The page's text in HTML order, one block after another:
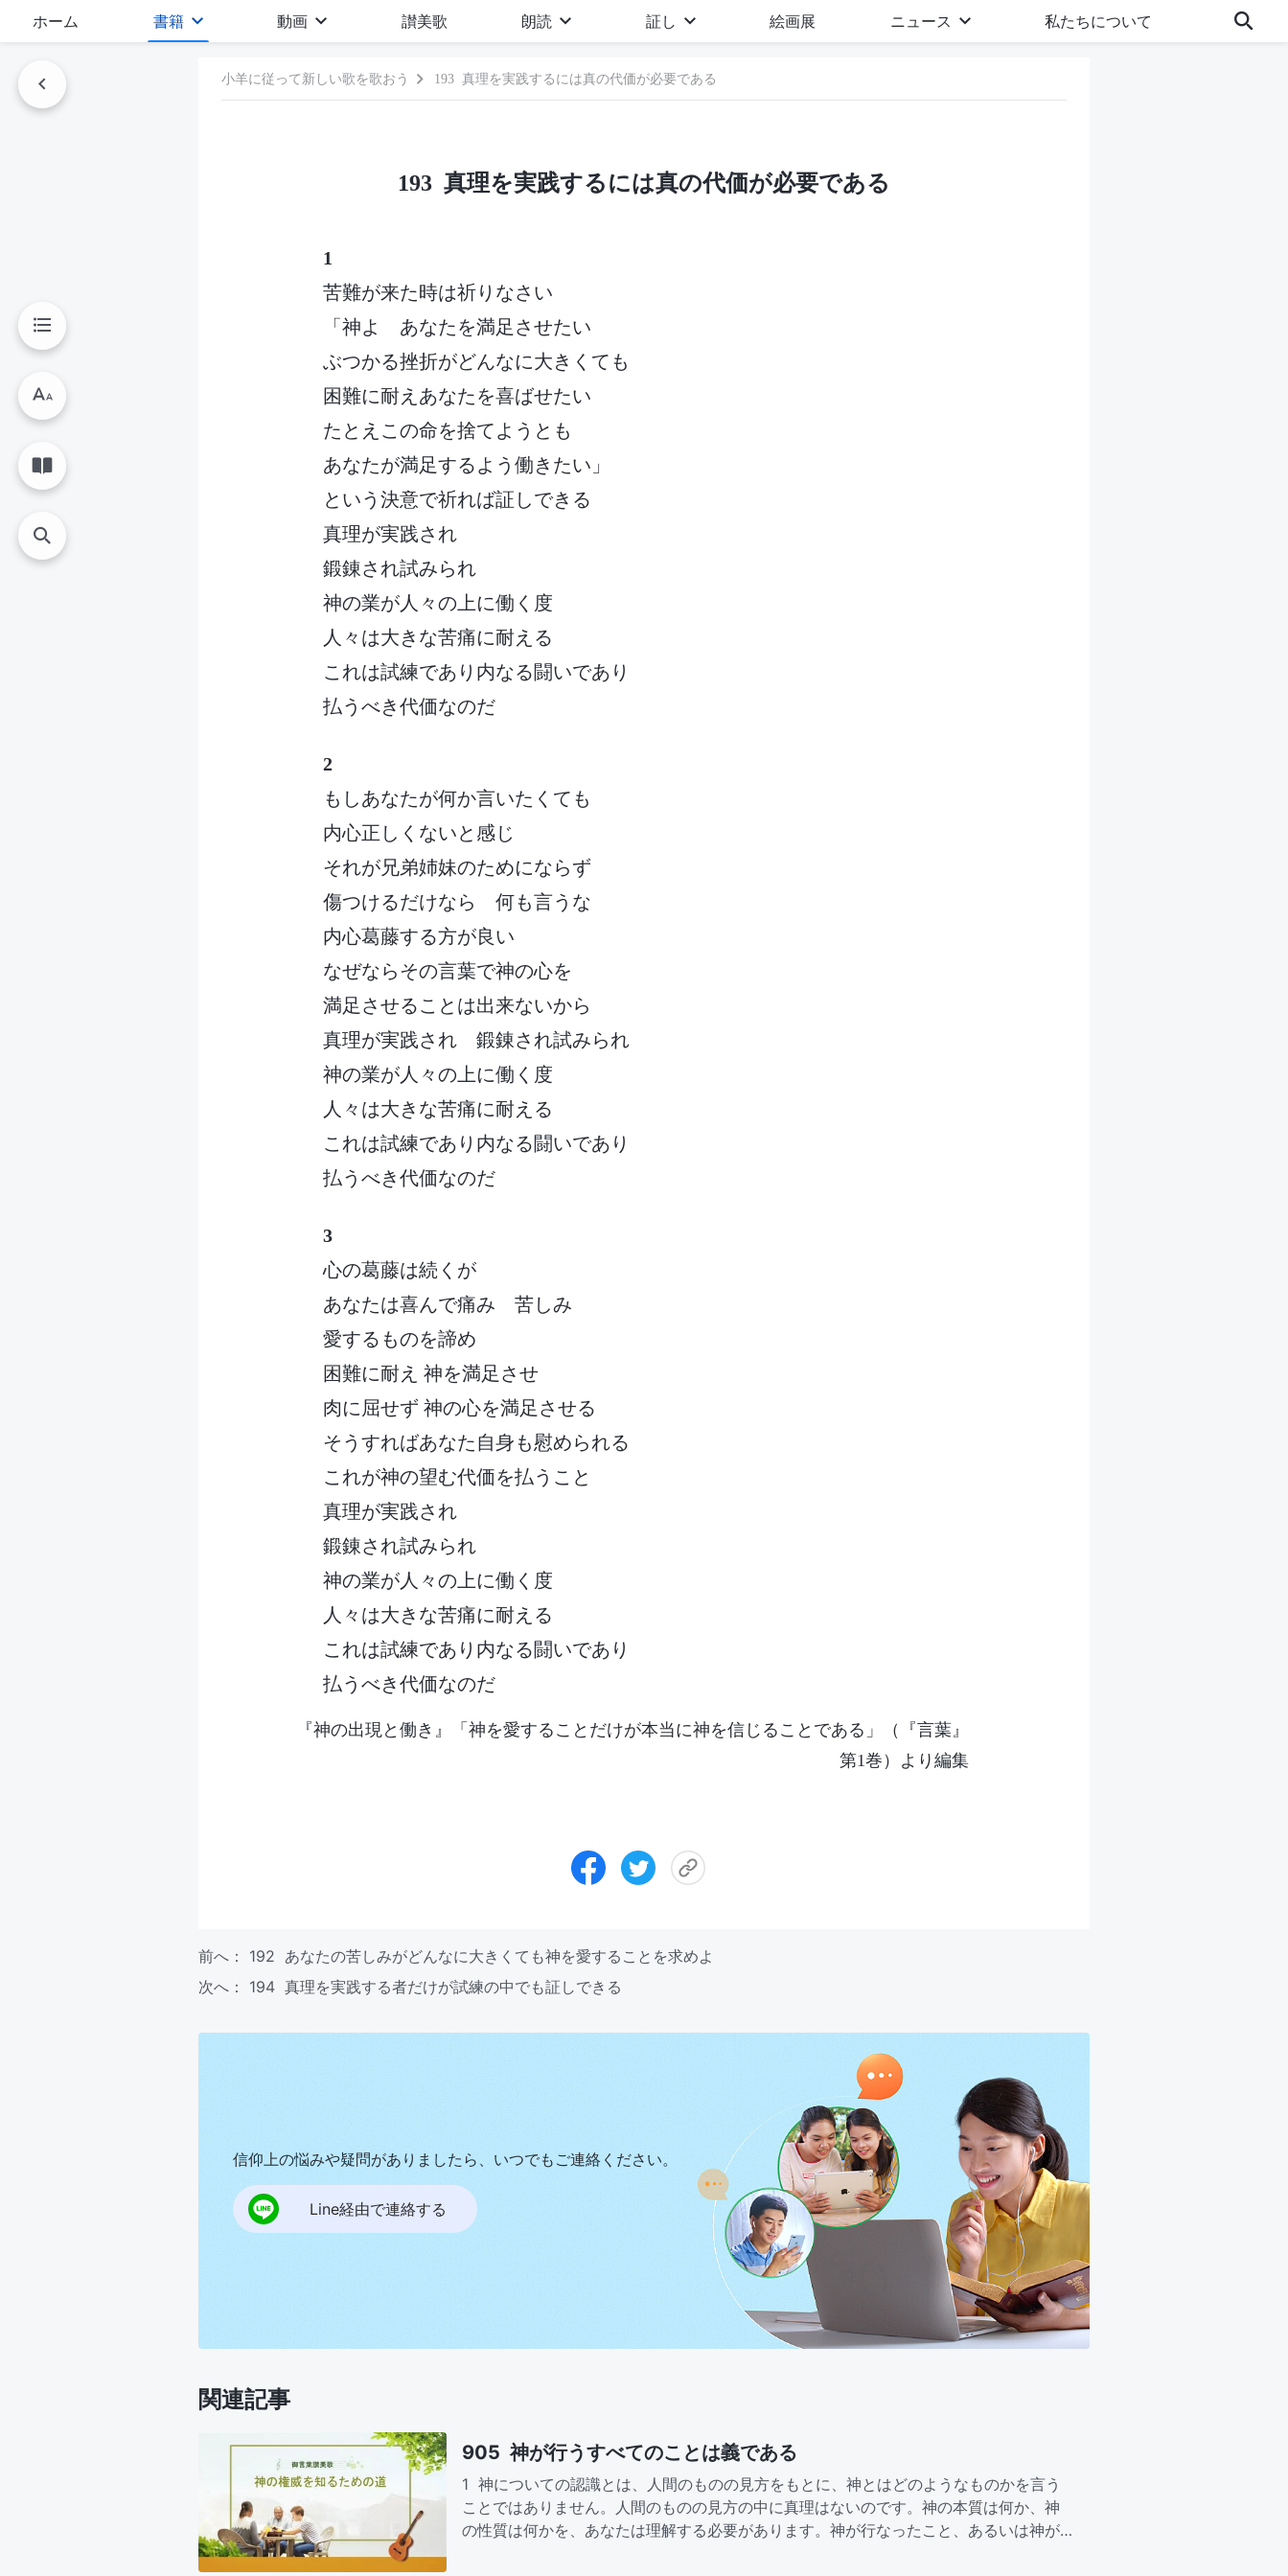
ホーム 書籍 動画 讃美歌 朗読 証し 絵画展 ニュース 私たちについて
小羊に従って新しい歌を歌おう 193 真理を実践するには真の代価が必要である
193 真理を実践するには真の代価が必要である
1
苦難が来た時は祈りなさい
「神よ あなたを満足させたい
ぶつかる挫折がどんなに大きくても
困難に耐えあなたを喜ばせたい
たとえこの命を捨てようとも
あなたが満足するよう働きたい」
という決意で祈れば証しできる
真理が実践され
鍛錬され試みられ
神の業が人々の上に働く度
人々は大きな苦痛に耐える
これは試練であり内なる闘いであり
払うべき代価なのだ
2
もしあなたが何か言いたくても
内心正しくないと感じ
それが兄弟姉妹のためにならず
傷つけるだけなら 何も言うな
内心葛藤する方が良い
なぜならその言葉で神の心を
満足させることは出来ないから
真理が実践され 鍛錬され試みられ
神の業が人々の上に働く度
人々は大きな苦痛に耐える
これは試練であり内なる闘いであり
払うべき代価なのだ
3
心の葛藤は続くが
あなたは喜んで痛み 苦しみ
愛するものを諦め
困難に耐え 神を満足させ
肉に屈せず 神の心を満足させる
そうすればあなた自身も慰められる
これが神の望む代価を払うこと
真理が実践され
鍛錬され試みられ
神の業が人々の上に働く度
人々は大きな苦痛に耐える
これは試練であり内なる闘いであり
払うべき代価なのだ
『神の出現と働き』「神を愛することだけが本当に神を信じることである」（『言葉』
第1巻）より編集
前へ： 192 あなたの苦しみがどんなに大きくても神を愛することを求めよ
次へ： 194 真理を実践する者だけが試練の中でも証しできる
信仰上の悩みや疑問がありましたら、いつでもご連絡ください。
Line経由で連絡する
関連記事
905 神が行うすべてのことは義である
1 神についての認識とは、人間のものの見方をもとに、神とはどのようなものかを言う
ことではありません。人間のものの見方の中に真理はないのです。神の本質は何か、神
の性質は何かを、あなたは理解する必要があります。神が行なったこと、あるいは神が